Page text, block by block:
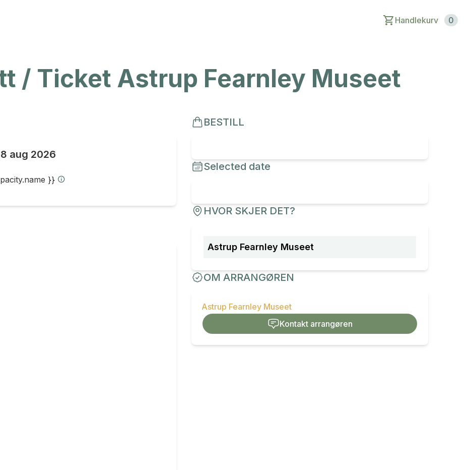
Handlekurv 0
/ Ticket Astrup Fearnley Museet
aug 2026
}}
BESTILL
Selected date
HVOR SKJER DET?
Astrup Fearnley Museet
OM ARRANGØREN
Astrup Fearnley Museet
Kontakt arrangøren